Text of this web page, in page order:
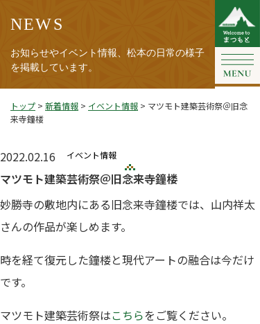
NEWS
お知らせやイベント情報、松本の日常の様子
を掲載しています。
トップ > 新着情報 > イベント情報 > マツモト建築芸術祭＠旧念
来寺鐘楼
2022.02.16 イベント情報
マツモト建築芸術祭＠旧念来寺鐘楼
妙勝寺の敷地内にある旧念来寺鐘楼では、山内祥太
さんの作品が楽しめます。
時を経て復元した鐘楼と現代アートの融合は今だけ
です。
マツモト建築芸術祭はこちらをご覧ください。